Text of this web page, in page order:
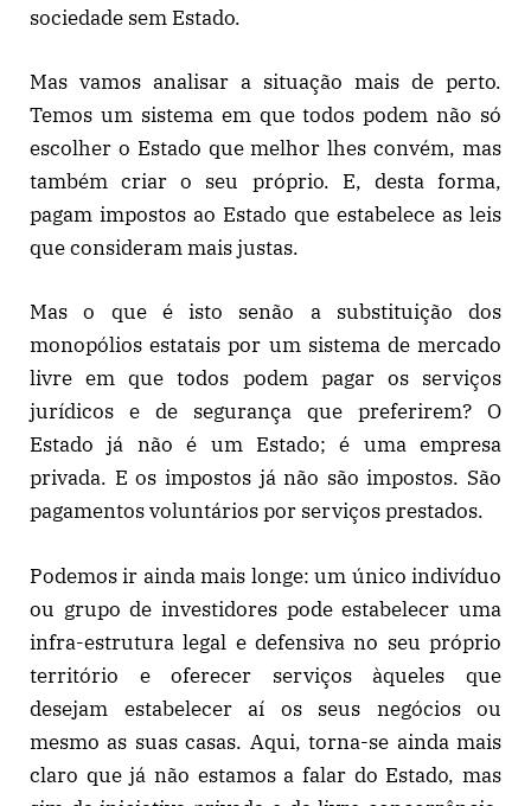
sociedade sem Estado.
Mas vamos analisar a situação mais de perto.
Temos um sistema em que todos podem não só
escolher o Estado que melhor lhes convém, mas
também criar o seu próprio. E, desta forma,
pagam impostos ao Estado que estabelece as leis
que consideram mais justas.
Mas o que é isto senão a substituição dos
monopólios estatais por um sistema de mercado
livre em que todos podem pagar os serviços
jurídicos e de segurança que preferirem? O
Estado já não é um Estado; é uma empresa
privada. E os impostos já não são impostos. São
pagamentos voluntários por serviços prestados.
Podemos ir ainda mais longe: um único indivíduo
ou grupo de investidores pode estabelecer uma
infra-estrutura legal e defensiva no seu próprio
território e oferecer serviços àqueles que
desejam estabelecer aí os seus negócios ou
mesmo as suas casas. Aqui, torna-se ainda mais
claro que já não estamos a falar do Estado, mas